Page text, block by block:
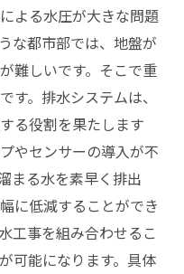
よる水圧が大きな問題
な都市部では、地盤が
難しいです。そこで重
す。排水システムは、
る役割を果たします
やセンサーの導入が不
まる水を素早く排出
に低減することができ
工事を組み合わせるこ
可能になります。具体